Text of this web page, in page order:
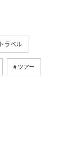
トラベル
ツアー